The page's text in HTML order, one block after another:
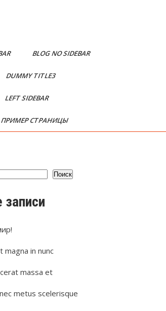
BLOG NO SIDEBAR
DUMMY TITLE3
LEFT SIDEBAR
ПРИМЕР СТРАНИЦЫ
Поиск
magna in nunc
massa et
metus scelerisque